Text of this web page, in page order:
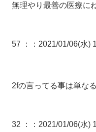
無理やり最善の医療に
57 ： ：2021/01/06(水)
2fの言ってる事は単な
32 ： ：2021/01/06(水)